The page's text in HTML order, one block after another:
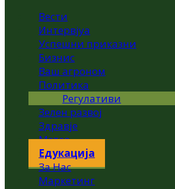
Вести
Интервјуа
Успешни приказни
Бизнис
Ваш агроном
Политика
Регулативи
Зелен развој
Здравје
Метео
Едукација
За Нас
Маркетинг